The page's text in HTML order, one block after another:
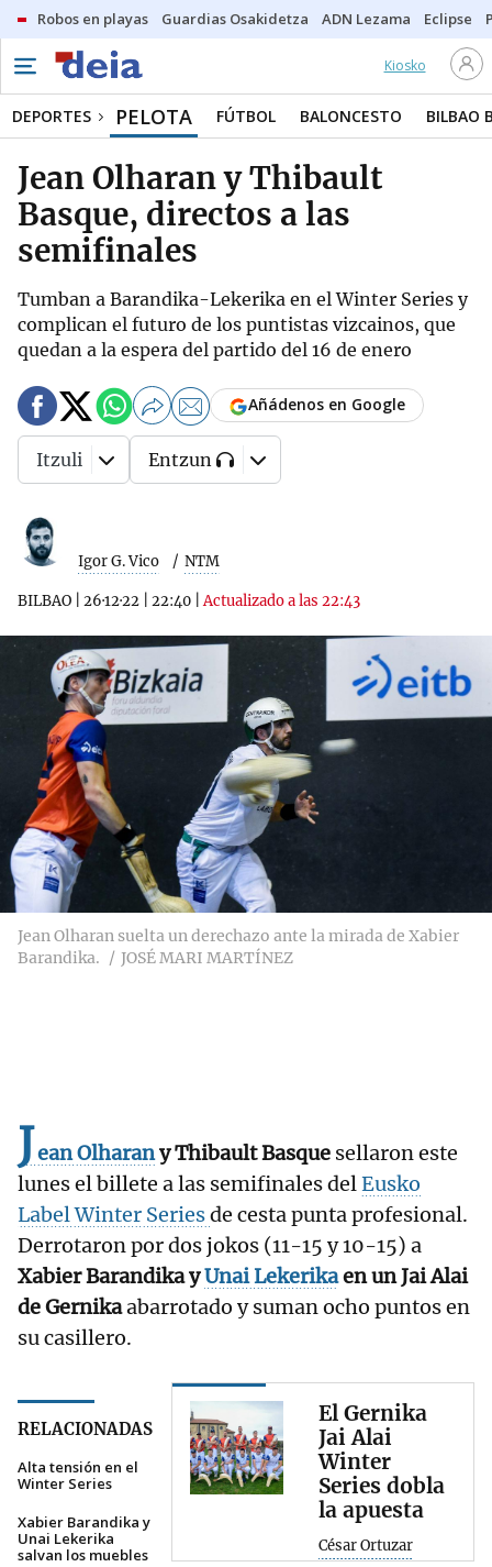
Robos en playas Guardias Osakidetza ADN Lezama Eclipse
Kiosko
DEPORTES PELOTA FÚTBOL BALONCESTO BILBAO
Jean Olharan y Thibault
Basque, directos a las
semifinales
Tumban a Barandika-Lekerika en el Winter Series y
complican el futuro de los puntistas vizcainos, que
quedan a la espera del partido del 16 de enero
Igor G. Vico NTM
BILBAO 26·12·22 22:40 |Actualizado a las 22:43
Añádenos en Google
Itzuli Entzun
Jean Olharan suelta un derechazo ante la mirada de Xabier
Barandika.
JOSÉ MARI MARTÍNEZ
Jean Olharany Thibault Basque sellaron este
lunes el billete a las semifinales delEusko
Label Winter Seriesde cesta punta profesional.
Derrotaron por dos jokos (11-15 y 10-15) a
Xabier Barandika yUnai Lekerikaen un Jai Alai
de Gernikaabarrotado y suman ocho puntos en
su casillero.
RELACIONADAS
Alta tensión en el
Winter Series
Xabier Barandika y
Unai Lekerika
salvan los muebles
El Gernika
Jai Alai
Winter
Series dobla
la apuesta
César Ortuzar